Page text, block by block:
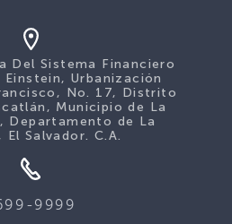
Del Sistema Financiero
Urbanización
No. 17, Distrito
Municipio de La
Departamento de La
El Salvador. C.A.
9999